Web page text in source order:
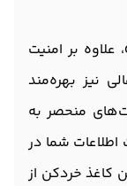
با انتخاب کاغذ خردکن رمو مدل C-1500، علاوه بر امنیت
نیز بهره‌مند
منحصر به
شما در
کاغذ خردکن از